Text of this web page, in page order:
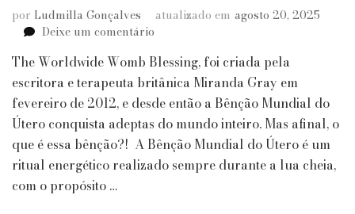
por Ludmilla Gonçalves atualizado em agosto 20, 2025
Deixe um comentário
Mundial
do
Útero:
Reconexão
e
Cura
The Worldwide Womb Blessing, foi criada pela
escritora e terapeuta britânica Miranda Gray em
fevereiro de 2012, e desde então a Bênção Mundial do
Útero conquista adeptas do mundo inteiro. Mas afinal, o
que é essa bênção?! A Bênção Mundial do Útero é um
ritual energético realizado sempre durante a lua cheia,
com o propósito …